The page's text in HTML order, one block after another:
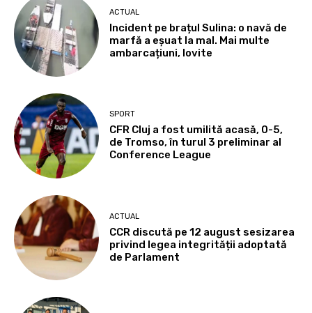
ACTUAL
Incident pe brațul Sulina: o navă de
marfă a eșuat la mal. Mai multe
ambarcațiuni, lovite
SPORT
CFR Cluj a fost umilită acasă, 0-5,
de Tromso, în turul 3 preliminar al
Conference League
ACTUAL
CCR discută pe 12 august sesizarea
privind legea integrității adoptată
de Parlament